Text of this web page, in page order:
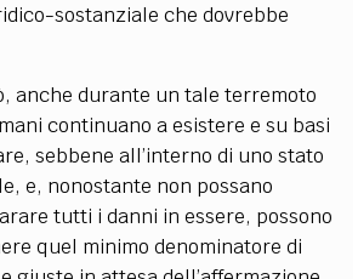
sostanziale che dovrebbe
anche durante un tale terremoto
continuano a esistere e su basi
sebbene all’interno di uno stato
e, nonostante non possano
tutti i danni in essere, possono
quel minimo denominatore di